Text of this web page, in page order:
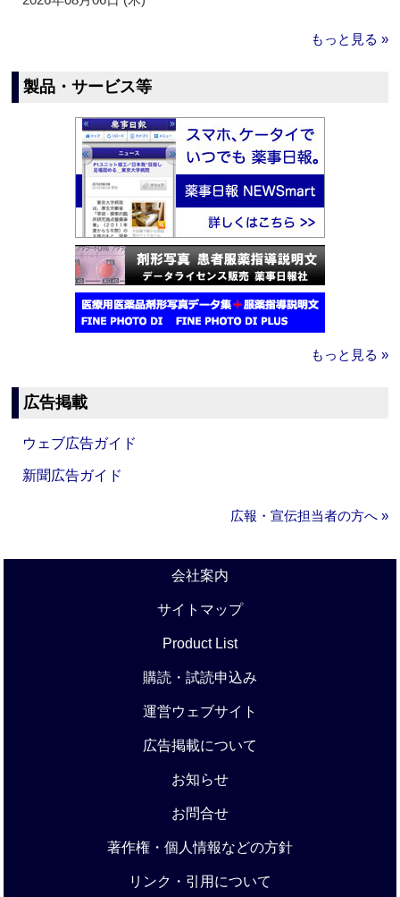
もっと見る »
製品・サービス等
もっと見る »
広告掲載
ウェブ広告ガイド
新聞広告ガイド
広報・宣伝担当者の方へ »
会社案内
サイトマップ
Product List
購読・試読申込み
運営ウェブサイト
広告掲載について
お知らせ
お問合せ
著作権・個人情報などの方針
リンク・引用について